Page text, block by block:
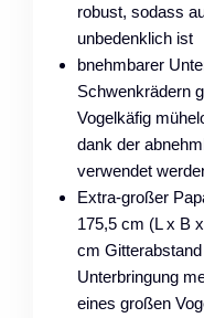
robust, sodass
unbedenklich ist
bnehmbarer
Schwenkrädern
Vogelkäfig
dank der
verwendet
Extra-großer
175,5 cm (L x B
cm
Unterbringung
eines großen